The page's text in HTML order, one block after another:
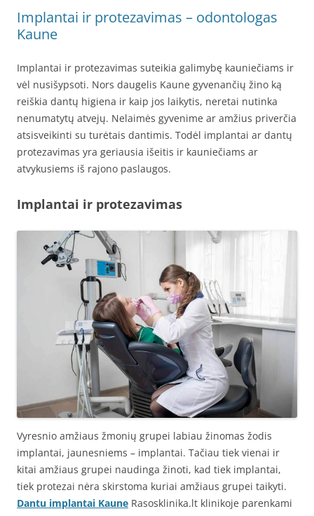
Implantai ir protezavimas – odontologas
Kaune
Implantai ir protezavimas suteikia galimybę kauniečiams ir
vėl nusišypsoti. Nors daugelis Kaune gyvenančių žino ką
reiškia dantų higiena ir kaip jos laikytis, neretai nutinka
nenumatytų atvejų. Nelaimės gyvenime ar amžius priverčia
atsisveikinti su turėtais dantimis. Todėl implantai ar dantų
protezavimas yra geriausia išeitis ir kauniečiams ar
atvykusiems iš rajono paslaugos.
Implantai ir protezavimas
Vyresnio amžiaus žmonių grupei labiau žinomas žodis
implantai, jaunesniems – implantai. Tačiau tiek vienai ir
kitai amžiaus grupei naudinga žinoti, kad tiek implantai,
tiek protezai nėra skirstoma kuriai amžiaus grupei taikyti.
Dantu implantai Kaune Rasosklinika.lt klinikoje parenkami